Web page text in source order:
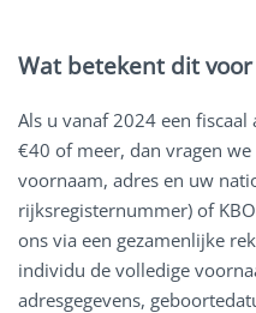
Wat betekent dit voor
Als u vanaf 2024 een
€40 of meer, dan vragen
voornaam, adres en uw
rijksregisternummer) of
ons via een gezamenlijke
individu de volledige
adresgegevens,